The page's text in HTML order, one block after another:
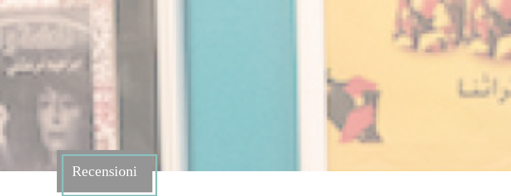
Recensioni